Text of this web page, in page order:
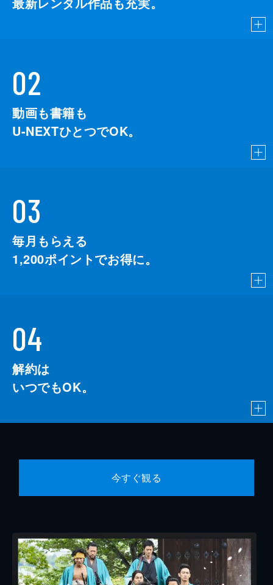
02
動画も書籍も
U-NEXTひとつでOK。
03
毎月もらえる
1,200ポイントでお得に。
04
解約は
いつでもOK。
今すぐ観る